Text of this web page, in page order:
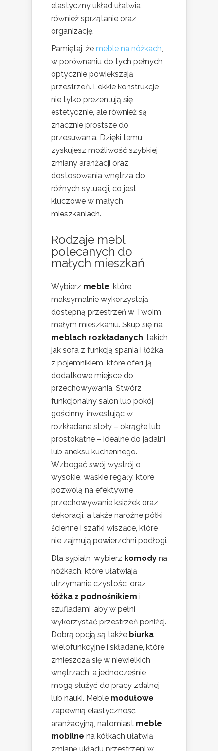
elastyczny układ ułatwia
również sprzątanie oraz
organizację.
Pamiętaj, że meble na nóżkach,
w porównaniu do tych pełnych,
optycznie powiększają
przestrzeń. Lekkie konstrukcje
nie tylko prezentują się
estetycznie, ale również są
znacznie prostsze do
przesuwania. Dzięki temu
zyskujesz możliwość szybkiej
zmiany aranżacji oraz
dostosowania wnętrza do
różnych sytuacji, co jest
kluczowe w małych
mieszkaniach.
Rodzaje mebli
polecanych do
małych mieszkań
Wybierz meble, które
maksymalnie wykorzystają
dostępną przestrzeń w Twoim
małym mieszkaniu. Skup się na
meblach rozkładanych, takich
jak sofa z funkcją spania i łóżka
z pojemnikiem, które oferują
dodatkowe miejsce do
przechowywania. Stwórz
funkcjonalny salon lub pokój
gościnny, inwestując w
rozkładane stoły – okrągłe lub
prostokątne – idealne do jadalni
lub aneksu kuchennego.
Wzbogać swój wystrój o
wysokie, wąskie regały, które
pozwolą na efektywne
przechowywanie książek oraz
dekoracji, a także narożne półki
ścienne i szafki wiszące, które
nie zajmują powierzchni podłogi.
Dla sypialni wybierz komody na
nóżkach, które ułatwiają
utrzymanie czystości oraz
łóżka z podnośnikiem i
szufladami, aby w pełni
wykorzystać przestrzeń poniżej.
Dobrą opcją są także biurka
wielofunkcyjne i składane, które
zmieszczą się w niewielkich
wnętrzach, a jednocześnie
mogą służyć do pracy zdalnej
lub nauki. Meble modułowe
zapewnią elastyczność
aranżacyjną, natomiast meble
mobilne na kółkach ułatwią
zmianę układu przestrzeni w